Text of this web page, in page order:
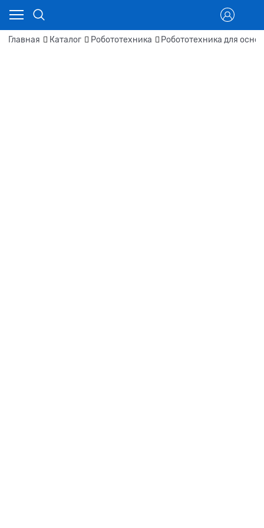
Главная Каталог Робототехника Робототехника для